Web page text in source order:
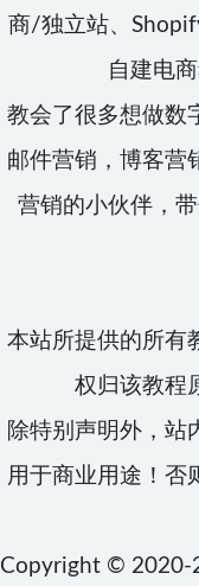
商/独立站、
自建电
教会了很多想做数
邮件营销，博客营
营销的小伙伴，
本站所提供的所有
权归该教程
除特别声明外，站
用于商业用途！否
Copyright © 2020-